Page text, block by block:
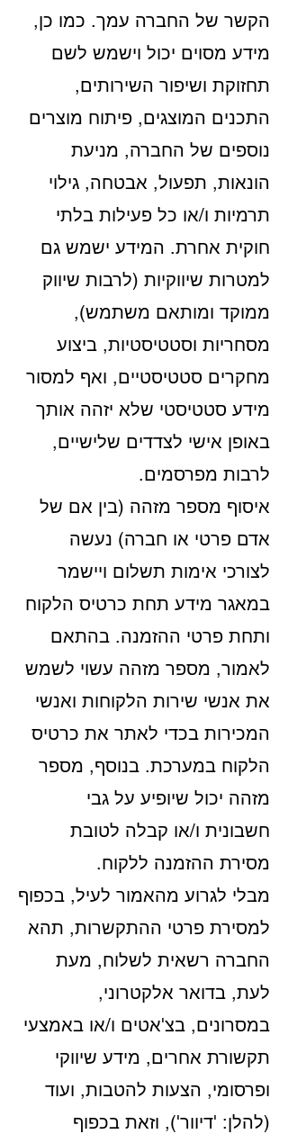
הקשר של החברה עמך. כמו כן,
מידע מסוים יכול וישמש לשם
תחזוקת ושיפור השירותים,
התכנים המוצגים, פיתוח מוצרים
נוספים של החברה, מניעת
הונאות, תפעול, אבטחה, גילוי
תרמיות ו/או כל פעילות בלתי
חוקית אחרת. המידע ישמש גם
למטרות שיווקיות (לרבות שיווק
ממוקד ומותאם משתמש),
מסחריות וסטטיסטיות, ביצוע
מחקרים סטטיסטיים, ואף למסור
מידע סטטיסטי שלא יזהה אותך
באופן אישי לצדדים שלישיים,
לרבות מפרסמים.
איסוף מספר מזהה (בין אם של
אדם פרטי או חברה) נעשה
לצורכי אימות תשלום ויישמר
במאגר מידע תחת כרטיס הלקוח
ותחת פרטי ההזמנה. בהתאם
לאמור, מספר מזהה עשוי לשמש
את אנשי שירות הלקוחות ואנשי
המכירות בכדי לאתר את כרטיס
הלקוח במערכת. בנוסף, מספר
מזהה יכול שיופיע על גבי
חשבונית ו/או קבלה לטובת
מסירת ההזמנה ללקוח.
מבלי לגרוע מהאמור לעיל, בכפוף
למסירת פרטי ההתקשרות, תהא
החברה רשאית לשלוח, מעת
לעת, בדואר אלקטרוני,
במסרונים, בצ'אטים ו/או באמצעי
תקשורת אחרים, מידע שיווקי
ופרסומי, הצעות להטבות, ועוד
(להלן: 'דיוור'), וזאת בכפוף